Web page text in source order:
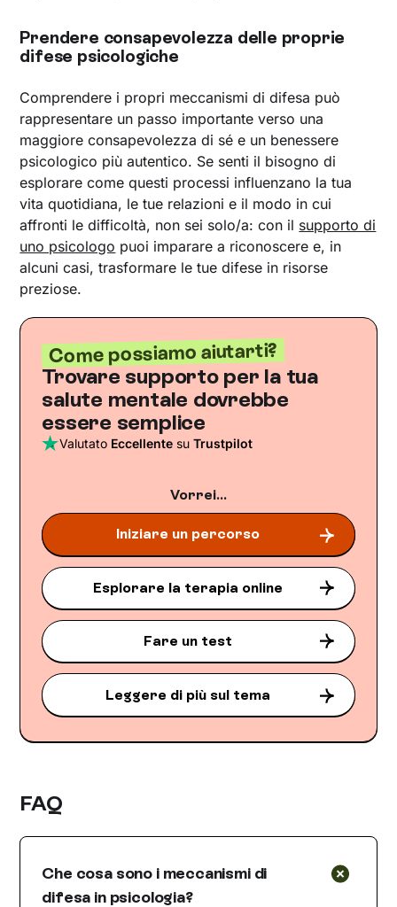
Prendere consapevolezza delle proprie
difese psicologiche
Comprendere i propri meccanismi di difesa può
rappresentare un passo importante verso una
maggiore consapevolezza di sé e un benessere
psicologico più autentico. Se senti il bisogno di
esplorare come questi processi influenzano la tua
vita quotidiana, le tue relazioni e il modo in cui
affronti le difficoltà, non sei solo/a: con il supporto di
uno psicologo puoi imparare a riconoscere e, in
alcuni casi, trasformare le tue difese in risorse
preziose.
Come possiamo aiutarti?
Trovare supporto per la tua
salute mentale dovrebbe
essere semplice
Valutato Eccellente suTrustpilot
Vorrei...
Iniziare un percorso
Esplorare la terapia online
Fare un test
Leggere di più sul tema
FAQ
Che cosa sono i meccanismi di
difesa in psicologia?